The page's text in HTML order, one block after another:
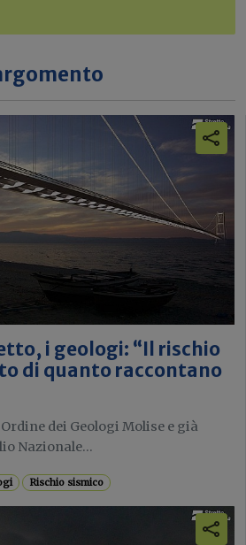
i geologi: “Il rischio
di quanto raccontano
dei Geologi Molise e già
Nazionale...
Rischio sismico